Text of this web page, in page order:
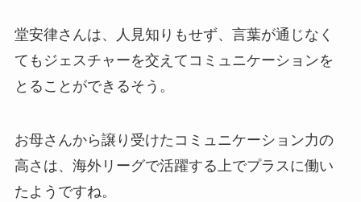
堂安律さんは、人見知りもせず、言葉が通じなく
てもジェスチャーを交えてコミュニケーションを
とることができるそう。
お母さんから譲り受けたコミュニケーション力の
高さは、海外リーグで活躍する上でプラスに働い
たようですね。